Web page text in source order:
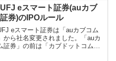
通知あり購入申込当選辞退最大1年
...
eスマート証券(auカブ
券)のIPOルール
eスマート証券は「auカブコム
から社名変更されました。「auカ
証券」の前は「カブドットコム証